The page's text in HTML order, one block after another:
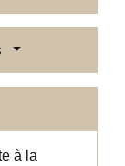
à la